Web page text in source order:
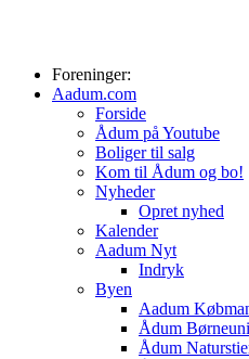
Foreninger:
Aadum.com
Forside
Ådum på Youtube
Boliger til salg
Kom til Ådum og bo!
Nyheder
Opret nyhed
Kalender
Aadum Nyt
Indryk
Byen
Aadum
Ådum
Ådum